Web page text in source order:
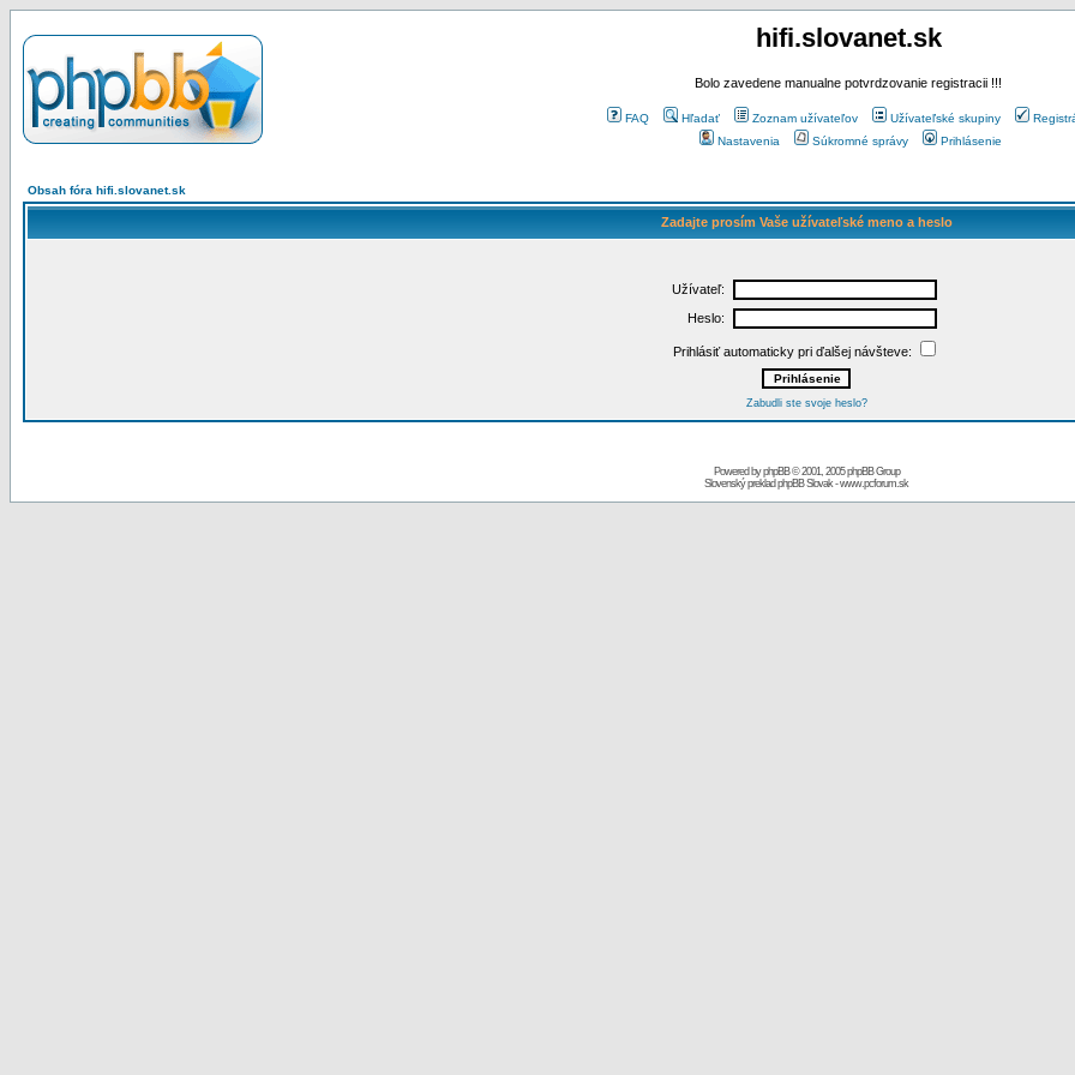
hifi.slovanet.sk
Bolo zavedene manualne potvrdzovanie registracii !!!
FAQ Hľadať Zoznam užívateľov Užívateľské skupiny
Nastavenia
Súkromné správy Prihlásenie
Obsah fóra hifi.slovanet.sk
Zadajte prosím Vaše užívateľské meno a heslo
Užívateľ:
Heslo:
Prihlásiť automaticky pri ďalšej návšteve:
Zabudli ste svoje heslo?
Powered byphpBB© 2001, 2005 phpBB Group
Slovenský preklad phpBB Slovak-www.pcforum.sk